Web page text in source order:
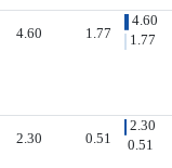
4.60 1.77
4.60
1.77
2.30 0.51
2.30
0.51